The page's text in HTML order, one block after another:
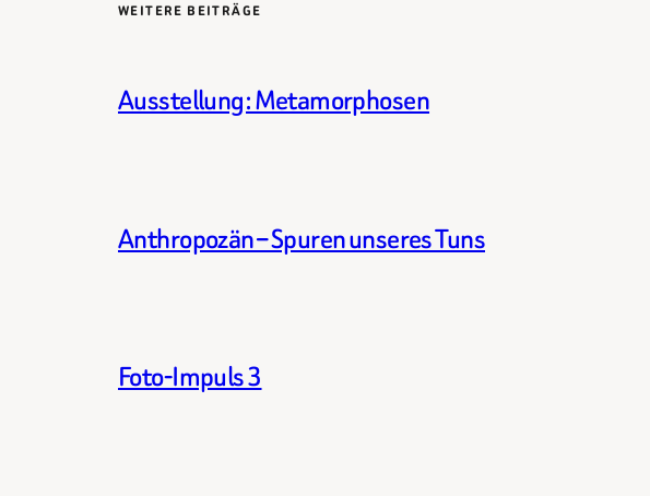
WEITERE BEITRÄGE
Ausstellung: Metamorphosen
Anthropozän – Spuren unseres Tuns
Foto-Impuls 3